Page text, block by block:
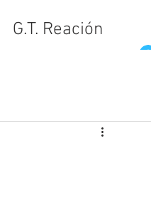
G.T. Reación